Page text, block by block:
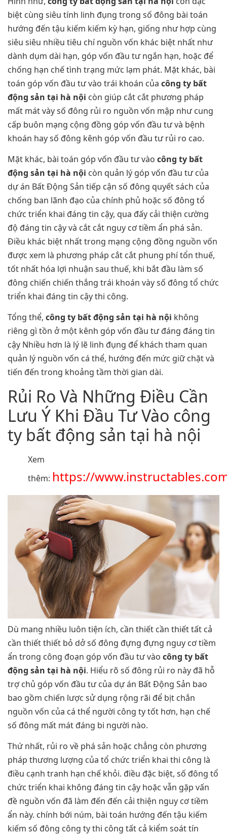
biệt cùng siêu tính linh đụng trong số đông bài toán
hướng đến tậu kiếm kiếm kỳ hạn, giống như hợp cùng
siêu siêu nhiều tiêu chí nguồn vốn khác biệt nhất như
dành dụm dài hạn, góp vốn đầu tư ngắn hạn, hoặc để
chống hạn chế tình trạng mức lạm phát. Mặt khác, bài
toán góp vốn đầu tư vào trái khoán của công ty bất
động sản tại hà nội còn giúp cắt cắt phương pháp
mất mát vày số đông rủi ro nguồn vốn mập như cung
cấp buôn mạng cộng đồng góp vốn đầu tư và bệnh
khoán hay số đông kênh góp vốn đầu tư rủi ro cao.
Mặt khác, bài toán góp vốn đầu tư vào công ty bất
động sản tại hà nội còn quản lý góp vốn đầu tư của
dự án Bất Động Sản tiếp cận số đông quyết sách của
chống ban lãnh đạo của chính phủ hoặc số đông tổ
chức triển khai đáng tin cậy, qua đấy cải thiện cường
độ đáng tin cậy và cắt cắt nguy cơ tiềm ẩn phá sản.
Điều khác biệt nhất trong mạng cộng đồng nguồn vốn
được xem là phương pháp cắt cắt phung phí tổn thuế,
tốt nhất hóa lợi nhuận sau thuế, khi bắt đầu làm số
đông chiến chiến thắng trái khoán vày số đông tổ chức
triển khai đáng tin cậy thi công.
Tổng thể, công ty bất động sản tại hà nội không
riêng gì tồn ở một kênh góp vốn đầu tư đáng đáng tin
cậy Nhiều hơn là lý lẽ linh đụng để khách tham quan
quản lý nguồn vốn cá thể, hướng đến mức giữ chặt và
tiến đến trong khoảng tầm thời gian dài.
Rủi Ro Và Những Điều Cần
Lưu Ý Khi Đầu Tư Vào công
ty bất động sản tại hà nội
Xem
thêm: https://
Dù mang nhiều luôn tiện ích, cần thiết cần thiết tất cả
cần thiết thiết bỏ dở số đông đựng đựng nguy cơ tiềm
ẩn trong công đoạn góp vốn đầu tư vào công ty bất
động sản tại hà nội. Hiểu rõ số đông rủi ro này đã hỗ
trợ chủ góp vốn đầu tư của dự án Bất Động Sản bao
bao gồm chiến lược sử dụng rộng rãi để bịt chắn
nguồn vốn của cá thể người công ty tốt hơn, hạn chế
số đông mất mát đáng bi người nào.
Thứ nhất, rủi ro về phá sản hoặc chẳng còn phương
pháp thương lượng của tổ chức triển khai thi công là
điều cạnh tranh hạn chế khỏi. điều đặc biệt, số đông tổ
chức triển khai không đáng tin cậy hoặc vẫn gặp vấn
đề nguồn vốn đã làm đến đến cải thiện nguy cơ tiềm
ẩn này. chính bới núm, bài toán hướng đến tậu kiếm
kiếm số đông công ty thi công tất cả kiểm soát tín